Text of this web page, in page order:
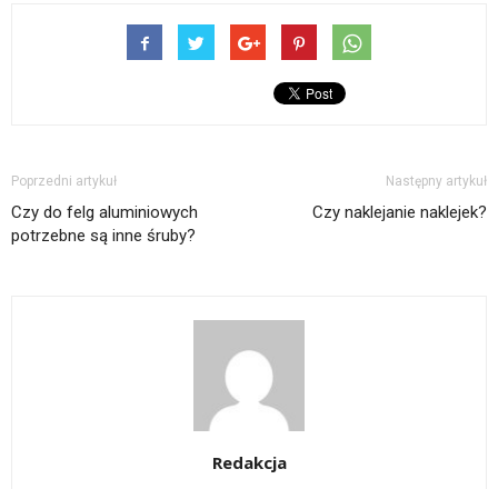
Poprzedni artykuł
Czy do felg aluminiowych
potrzebne są inne śruby?
Następny artykuł
Czy naklejanie naklejek?
Redakcja